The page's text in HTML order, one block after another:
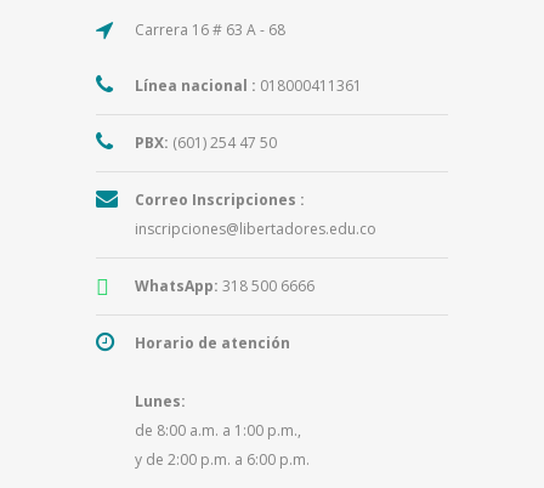
Carrera 16 # 63 A - 68
Línea nacional : 018000411361
PBX: (601) 254 47 50
Correo Inscripciones :
inscripciones@libertadores.edu.co
WhatsApp: 318 500 6666
Horario de atención
Lunes:
de 8:00 a.m. a 1:00 p.m.,
y de 2:00 p.m. a 6:00 p.m.